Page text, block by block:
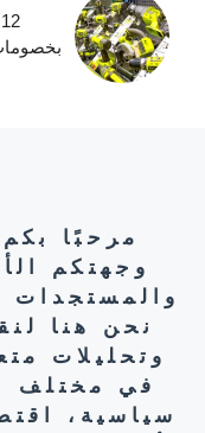
مرحبًا
وجهتكم
والمستجدات
نحن هنا
وتحليلات
في مختلف
سياسية،